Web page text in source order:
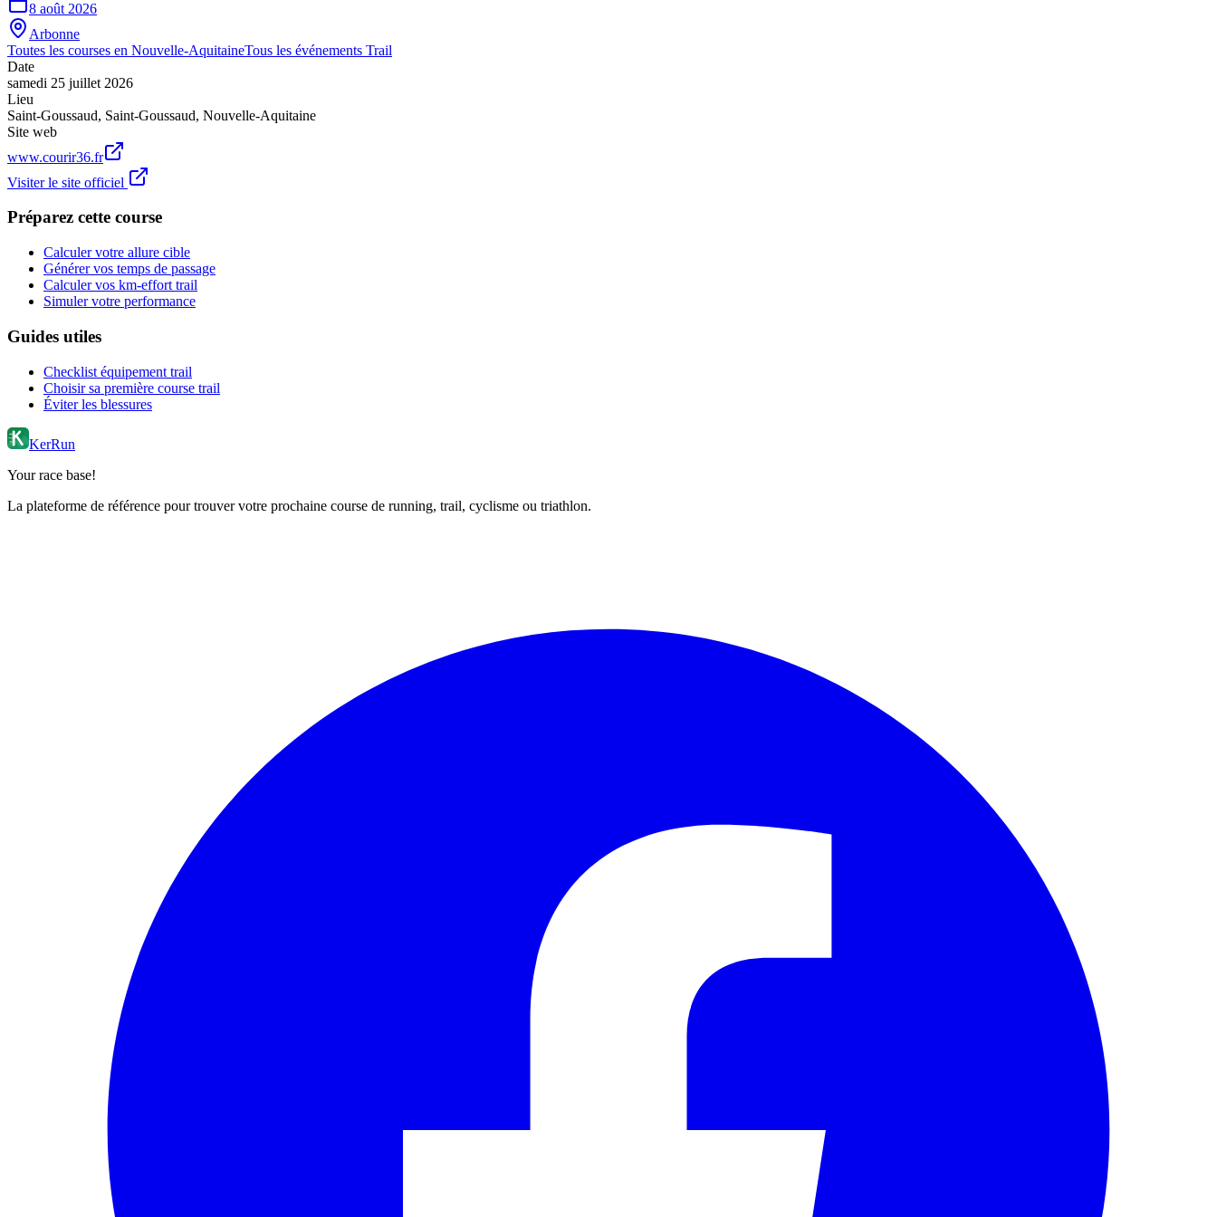
8 août 2026
Arbonne
Toutes les courses en Nouvelle-AquitaineTous les événements Trail
Date
samedi 25 juillet 2026
Lieu
Saint-Goussaud, Saint-Goussaud, Nouvelle-Aquitaine
Site web
www.courir36.fr
Visiter le site officiel
Préparez cette course
Calculer votre allure cible
Générer vos temps de passage
Calculer vos km-effort trail
Simuler votre performance
Guides utiles
Checklist équipement trail
Choisir sa première course trail
Éviter les blessures
KerRun
Your race base!
La plateforme de référence pour trouver votre prochaine course de running, trail, cyclisme ou triathlon.